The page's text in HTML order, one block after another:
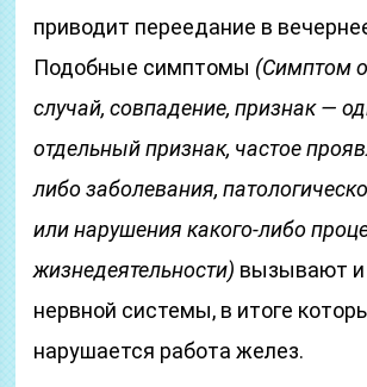
приводит переедание в
Подобные симптомы (Симптом
случай, совпадение, признак —
отдельный признак, частое
либо заболевания,
или нарушения какого-либо
жизнедеятельности) вызывают и
нервной системы, в итоге
нарушается работа желез.